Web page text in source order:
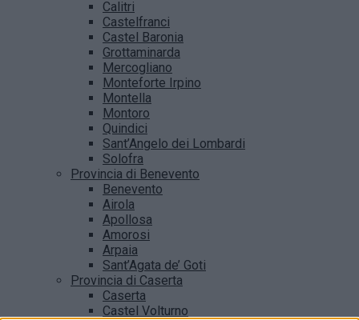
Calitri
Castelfranci
Castel Baronia
Grottaminarda
Mercogliano
Monteforte Irpino
Montella
Montoro
Quindici
Sant’Angelo dei Lombardi
Solofra
Provincia di Benevento
Benevento
Airola
Apollosa
Amorosi
Arpaia
Sant’Agata de’ Goti
Provincia di Caserta
Caserta
Castel Volturno